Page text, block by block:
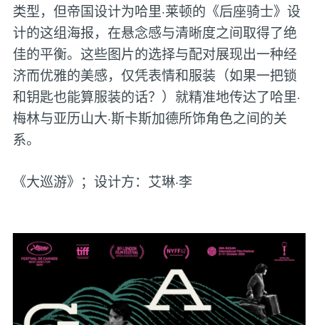
类型，但帝国设计为哈里·莱顿的《后座骑士》设
计的这组海报，在悬念感与清晰度之间取得了绝
佳的平衡。这些图片的选择与配对展现出一种经
济而优雅的美感，仅凭表情和服装（如果一把锁
和钥匙也能算服装的话？）就精准地传达了哈里·
梅林与亚历山大·斯卡斯加德所饰角色之间的关
系。
《大巡游》；设计方：艾琳·李